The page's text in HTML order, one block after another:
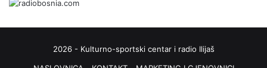
2026 - Kulturno-sportski centar i radio Ilijaš